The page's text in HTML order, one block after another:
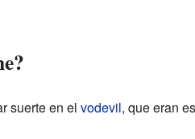
suerte en el vodevil, que eran